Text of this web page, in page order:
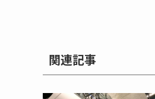
関連記事